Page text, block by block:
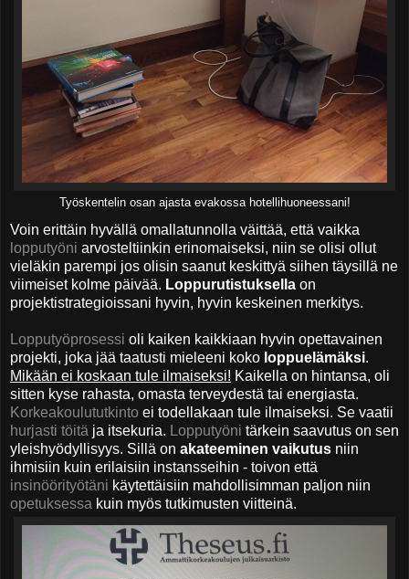
Työskentelin osan ajasta evakossa hotellihuoneessani!
Voin erittäin hyvällä omallatunnolla väittää, että vaikka
lopputyöni arvosteltiinkin erinomaiseksi, niin se olisi ollut
vieläkin parempi jos olisin saanut keskittyä siihen täysillä ne
viimeiset kolme päivää. Loppurutistuksella on
projektistrategioissani hyvin, hyvin keskeinen merkitys.
Lopputyöprosessi oli kaiken kaikkiaan hyvin opettavainen
projekti, joka jää taatusti mieleeni koko loppuelämäksi.
Mikään ei koskaan tule ilmaiseksi! Kaikella on hintansa, oli
sitten kyse rahasta, omasta terveydestä tai energiasta.
Korkeakoulututkinto ei todellakaan tule ilmaiseksi. Se vaatii
hurjasti töitä ja itsekuria. Lopputyöni tärkein saavutus on sen
yleishyödyllisyys. Sillä on akateeminen vaikutus niin
ihmisiin kuin erilaisiin instansseihin - toivon että
insinöörityötäni käytettäisiin mahdollisimman paljon niin
opetuksessa kuin myös tutkimusten viitteinä.